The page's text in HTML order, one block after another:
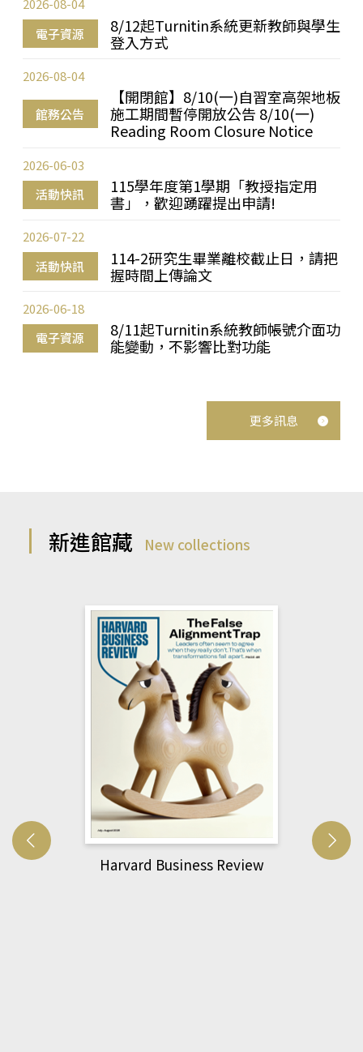
電子資源
8/12起Turnitin系統更新教師與學生
登入方式
2026-08-04
館務公告
【開閉館】8/10(一)自習室高架地板
施工期間暫停開放公告 8/10(一)
Reading Room Closure Notice
2026-08-04
活動快訊
115學年度第1學期「教授指定用
書」，歡迎踴躍提出申請!
2026-06-03
活動快訊
114-2研究生畢業離校截止日，請把
握時間上傳論文
2026-07-22
電子資源
8/11起Turnitin系統教師帳號介面功
能變動，不影響比對功能
2026-06-18
更多訊息
新進館藏 New collections